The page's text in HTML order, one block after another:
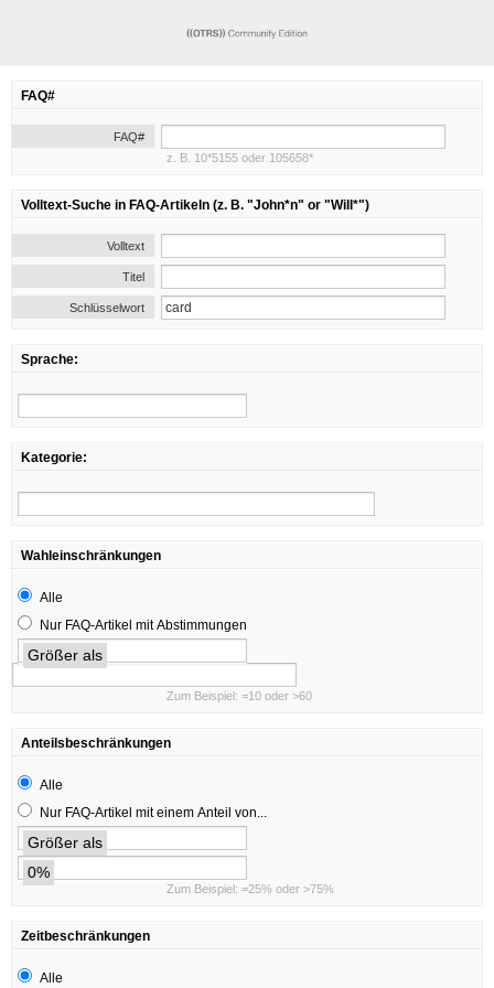
FAQ#
FAQ#
z. B. 10*5155 oder 105658*
Volltext-Suche in FAQ-Artikeln (z. B. "John*n" or "Will*")
Volltext
Titel
Schlüsselwort
Sprache:
Kategorie:
Wahleinschränkungen
Alle
Nur FAQ-Artikel mit Abstimmungen
Größer als
Zum Beispiel: =10 oder >60
Anteilsbeschränkungen
Alle
Nur FAQ-Artikel mit einem Anteil von...
Größer als
0%
Zum Beispiel: =25% oder >75%
Zeitbeschränkungen
Alle